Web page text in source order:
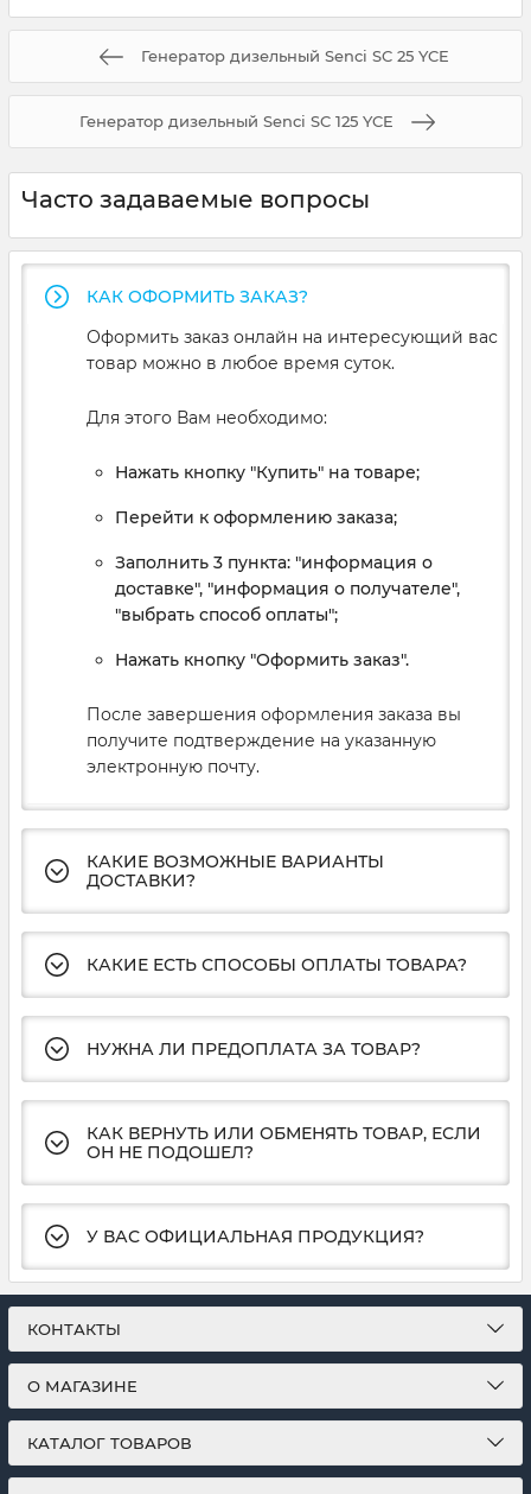
Генератор дизельный Senci SC 25 YCE
Генератор дизельный Senci SC 125 YCE
Часто задаваемые вопросы
КАК ОФОРМИТЬ ЗАКАЗ?
Оформить заказ онлайн на интересующий вас
товар можно в любое время суток.
Для этого Вам необходимо:
Нажать кнопку "Купить" на товаре;
Перейти к оформлению заказа;
Заполнить 3 пункта: "информация о
доставке", "информация о получателе",
"выбрать способ оплаты";
Нажать кнопку "Оформить заказ".
После завершения оформления заказа вы
получите подтверждение на указанную
электронную почту.
КАКИЕ ВОЗМОЖНЫЕ ВАРИАНТЫ
ДОСТАВКИ?
КАКИЕ ЕСТЬ СПОСОБЫ ОПЛАТЫ ТОВАРА?
НУЖНА ЛИ ПРЕДОПЛАТА ЗА ТОВАР?
КАК ВЕРНУТЬ ИЛИ ОБМЕНЯТЬ ТОВАР, ЕСЛИ
ОН НЕ ПОДОШЕЛ?
У ВАС ОФИЦИАЛЬНАЯ ПРОДУКЦИЯ?
КОНТАКТЫ
О МАГАЗИНЕ
КАТАЛОГ ТОВАРОВ